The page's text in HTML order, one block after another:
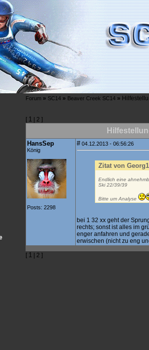
Forum» SC14» Beaver Creek SC14»
[ 1| 2 ]
HansSep
König
Posts: 2298
#04.12.2013 - 06:56:26
Zitat von
Endlich eine
Ski 22/39/39
Bitte um Analyse
bei 1 32 xx geht der
rechts; sonst ist alles im
enger anfahren und
erwischen (nicht zu eng
[ 1| 2 ]